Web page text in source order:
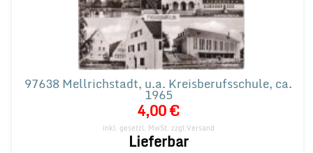
97638 Mellrichstadt, u.a. Kreisberufsschule, ca.
1965
4,00 €
inkl. gesetzl. MwSt. zzgl.Versand
Lieferbar